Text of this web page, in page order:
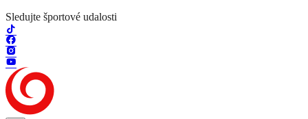
Sledujte športové udalosti